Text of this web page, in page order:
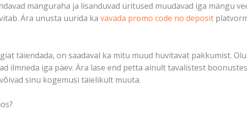
mänguraha ja lisanduvad üritused muudavad iga mängu
Ära unusta uurida ka vavada promo code no deposit
täiendada, on saadaval ka mitu muud huvitavat pakkumist.
ilmneda iga päev. Ära lase end petta ainult tavalistest
sinu kogemusi täielikult muuta.